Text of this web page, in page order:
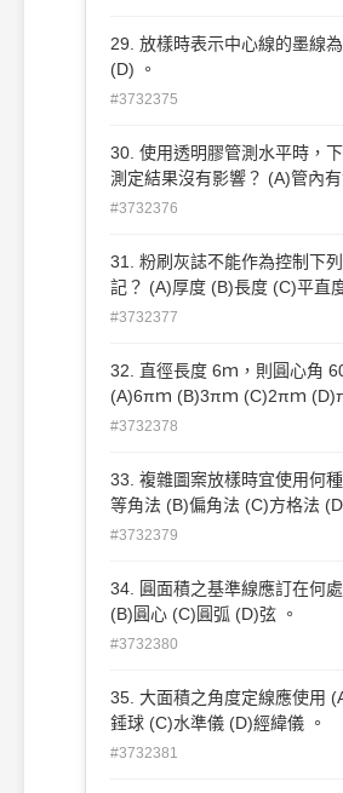
29. 放樣時表示中心線的墨線
(D) 。
#3732375
30. 使用透明膠管測水平時，
測定結果沒有影響？ (A)管內
內水位未靜止 (C)管內堵塞 (D)
#3732376
31. 粉刷灰誌不能作為控制下
記？ (A)厚度 (B)長度 (C)平直
。
#3732377
32. 直徑長度 6ｍ，則圓心角
(A)6πｍ (B)3πｍ (C)2πｍ
#3732378
33. 複雜圖案放樣時宜使用何
等角法 (B)偏角法 (C)方格法
#3732379
34. 圓面積之基準線應訂在何
(B)圓心 (C)圓弧 (D)弦 。
#3732380
35. 大面積之角度定線應使用
錘球 (C)水準儀 (D)經緯儀 。
#3732381